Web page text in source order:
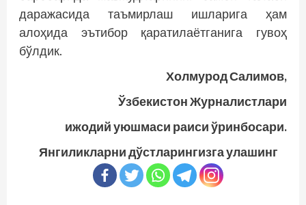
даражасида таъмирлаш ишларига ҳам
алоҳида эътибор қаратилаётганига гувоҳ
бўлдик.
Холмурод Салимов,
Ўзбекистон Журналистлари
ижодий уюшмаси раисиўринбосари.
Янгиликларни дўстларингизга улашинг